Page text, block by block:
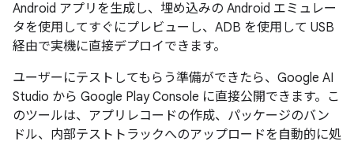
Android アプリを生成し、埋め込みの Android エミュレー
タを使用してすぐにプレビューし、ADB を使用して USB
経由で実機に直接デプロイできます。
ユーザーにテストしてもらう準備ができたら、Google AI
Studio から Google Play Console に直接公開できます。こ
のツールは、アプリレコードの作成、パッケージのバン
ドル、内部テストトラックへのアップロードを自動的に処